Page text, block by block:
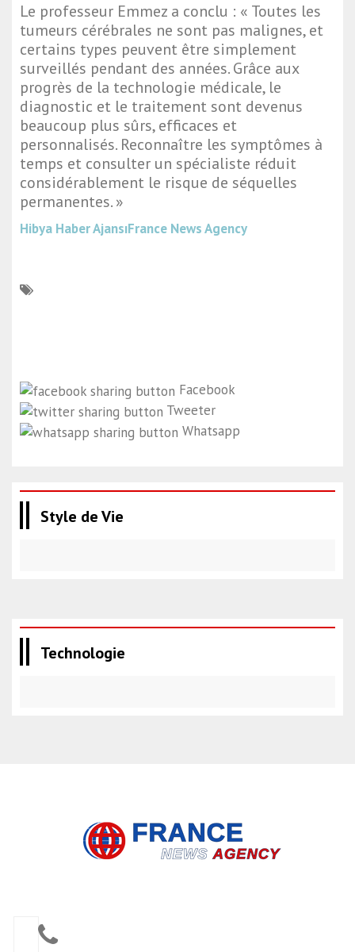
Le professeur Emmez a conclu : « Toutes les
tumeurs cérébrales ne sont pas malignes, et
certains types peuvent être simplement
surveillés pendant des années. Grâce aux
progrès de la technologie médicale, le
diagnostic et le traitement sont devenus
beaucoup plus sûrs, efficaces et
personnalisés. Reconnaître les symptômes à
temps et consulter un spécialiste réduit
considérablement le risque de séquelles
permanentes. »
Hibya Haber AjansıFrance News Agency
Facebook
Tweeter
Whatsapp
Style de Vie
Technologie